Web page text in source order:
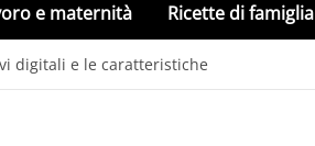
e maternità Ricette di famiglia
digitali e le caratteristiche